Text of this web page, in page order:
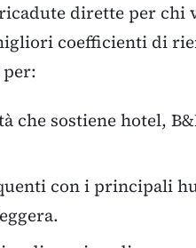
dirette per chi
coefficienti di
per:
che sostiene hotel,
con i principali